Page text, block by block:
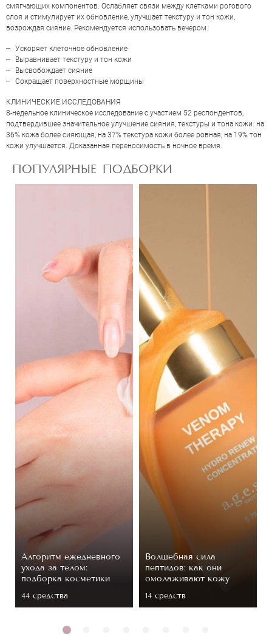
ОЦЕНКА
смягчающих компонентов. Ослабляет связи между клетками рогового
слоя и стимулирует их обновление, улучшает текстуру и тон кожи,
возрождая сияние. Рекомендуется использовать вечером.
Ускоряет клеточное обновление
Выравнивает текстуру и тон кожи
Высвобождает сияние
Сокращает поверхностные морщины
КЛИНИЧЕСКИЕ ИССЛЕДОВАНИЯ
8-недельное клиническое исследование с участием 52 респондентов,
подтвердившее значительное улучшение сияния, текстуры и тона кожи: на
36% кожа более сияющая; на 37% текстура кожи более ровная; на 19% тон
кожи улучшается. Доказанная переносимость в ночное время.
ПОПУЛЯРНЫЕ ПОДБОРКИ
Алгоритм ежедневного
ухода за телом:
подборка косметики
44 средствa
Волшебная сила
пептидов: как они
омолаживают кожу
14 средств